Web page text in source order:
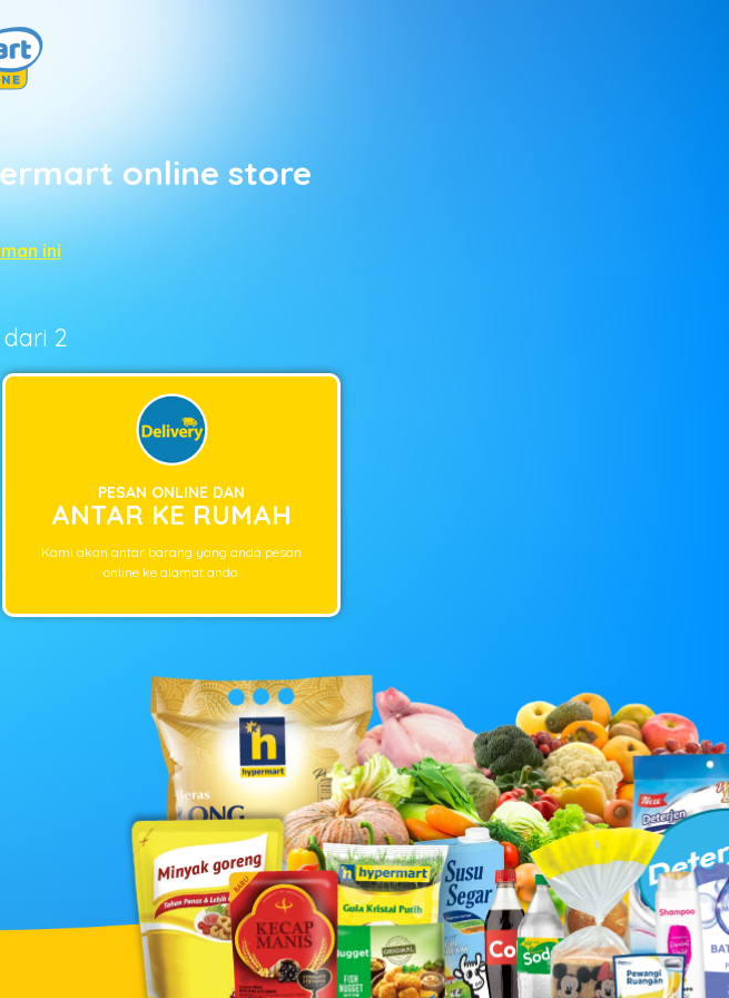
online store
ini
dari 2
PESAN ONLINE DAN
ANTAR KE RUMAH
Kami akan antar barang yang anda pesan
online ke alamat anda.